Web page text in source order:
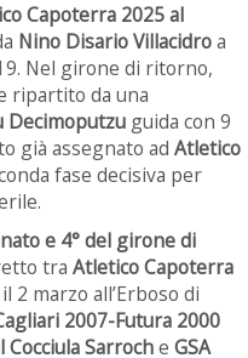
Capoterra 2025 al
Nino Disario Villacidroa
Nel girone di ritorno,
ripartito da una
Decimoputzu guida con 9
già assegnato ad Atletico
fase decisiva per
e 4° del girone di
tra Atletico Capoterra
il 2 marzo all’Erboso di
2007-Futura 2000
Cocciula Sarroche GSA